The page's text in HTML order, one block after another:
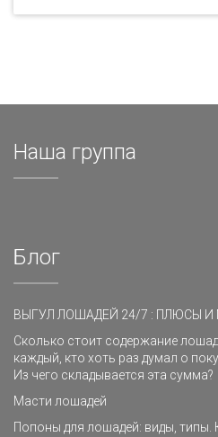
Наша группа
Блог
ВЫГУЛ ЛОШАДЕЙ 24/7 : ПЛЮСЫ
Сколько стоит содержание
каждый, кто хоть раз думал о
Из чего складывается эта сумма?
Масти лошадей
Попоны для лошадей: виды, типы.